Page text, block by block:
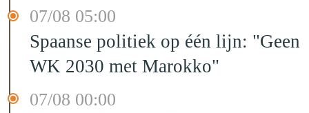
07/08 05:00
Spaanse politiek op één lijn: "Geen
WK 2030 met Marokko"
07/08 00:00